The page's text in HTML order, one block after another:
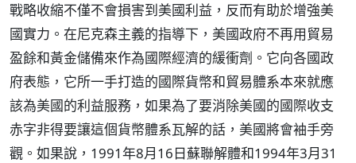
戰略收縮不僅不會損害到美國利益，反而有助於增強美
國實力。在尼克森主義的指導下，美國政府不再用貿易
盈餘和黃金儲備來作為國際經濟的緩衝劑。它向各國政
府表態，它所一手打造的國際貨幣和貿易體系本來就應
該為美國的利益服務，如果為了要消除美國的國際收支
赤字非得要讓這個貨幣體系瓦解的話，美國將會袖手旁
觀。如果說，1991年8月16日蘇聯解體和1994年3月31